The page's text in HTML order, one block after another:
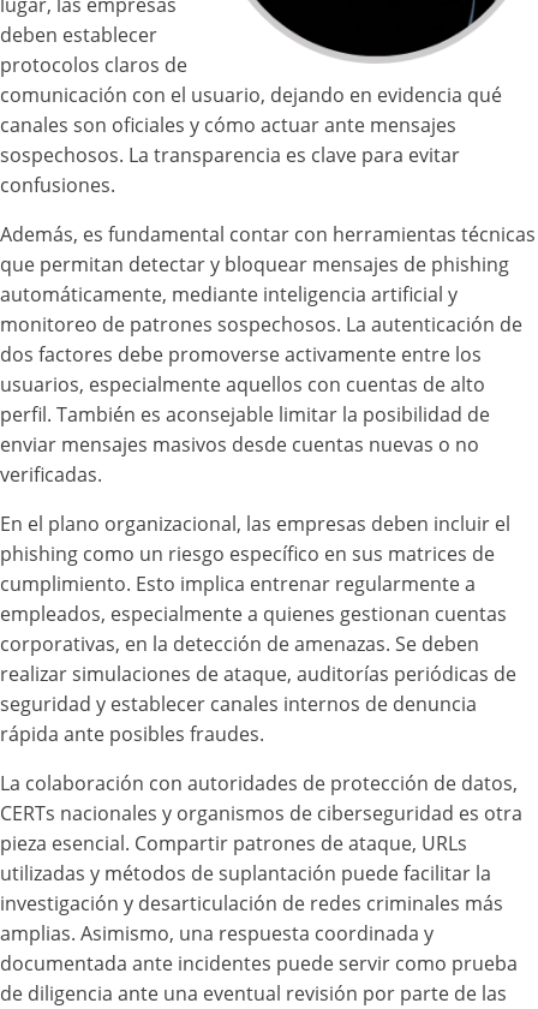
deben establecer
protocolos claros de
comunicación con el usuario, dejando en evidencia qué
canales son oficiales y cómo actuar ante mensajes
sospechosos. La transparencia es clave para evitar
confusiones.
Además, es fundamental contar con herramientas técnicas
que permitan detectar y bloquear mensajes de phishing
automáticamente, mediante inteligencia artificial y
monitoreo de patrones sospechosos. La autenticación de
dos factores debe promoverse activamente entre los
usuarios, especialmente aquellos con cuentas de alto
perfil. También es aconsejable limitar la posibilidad de
enviar mensajes masivos desde cuentas nuevas o no
verificadas.
En el plano organizacional, las empresas deben incluir el
phishing como un riesgo específico en sus matrices de
cumplimiento. Esto implica entrenar regularmente a
empleados, especialmente a quienes gestionan cuentas
corporativas, en la detección de amenazas. Se deben
realizar simulaciones de ataque, auditorías periódicas de
seguridad y establecer canales internos de denuncia
rápida ante posibles fraudes.
La colaboración con autoridades de protección de datos,
CERTs nacionales y organismos de ciberseguridad es otra
pieza esencial. Compartir patrones de ataque, URLs
utilizadas y métodos de suplantación puede facilitar la
investigación y desarticulación de redes criminales más
amplias. Asimismo, una respuesta coordinada y
documentada ante incidentes puede servir como prueba
de diligencia ante una eventual revisión por parte de las